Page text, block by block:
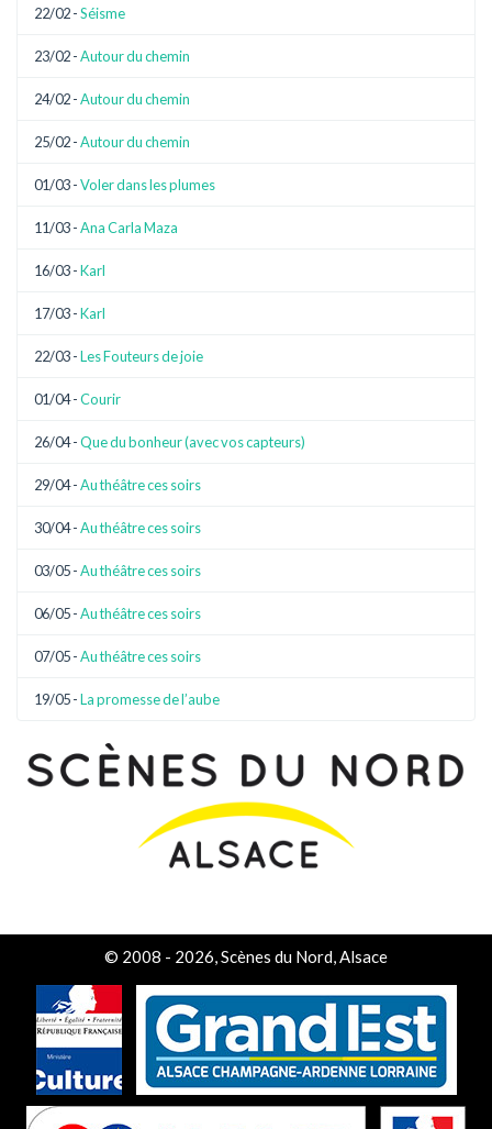
22/02 -Séisme
23/02 -Autour du chemin
24/02 -Autour du chemin
25/02 -Autour du chemin
01/03 -Voler dans les plumes
11/03 -Ana Carla Maza
16/03 -Karl
17/03 -Karl
22/03 -Les Fouteurs de joie
01/04 -Courir
26/04 -Que du bonheur (avec vos capteurs)
29/04 -Au théâtre ces soirs
30/04 -Au théâtre ces soirs
03/05 -Au théâtre ces soirs
06/05 -Au théâtre ces soirs
07/05 -Au théâtre ces soirs
19/05 -La promesse de l’aube
© 2008 - 2026, Scènes du Nord, Alsace